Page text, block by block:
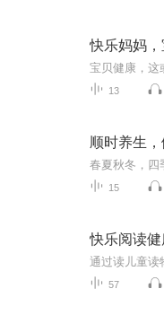
快乐妈妈
13
顺时养生
15
快乐阅读健
通过读儿童读
57